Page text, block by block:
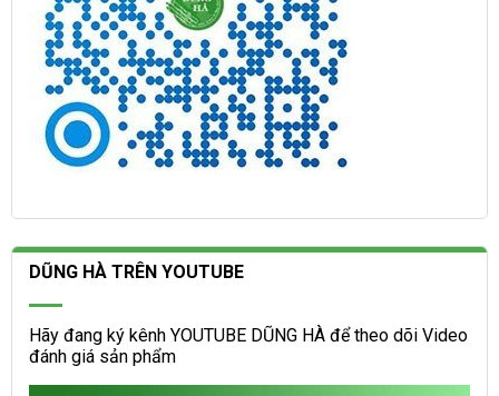
DŨNG HÀ TRÊN YOUTUBE
Hãy đang ký kênh YOUTUBE DŨNG HÀ để theo dõi Video
đánh giá sản phẩm